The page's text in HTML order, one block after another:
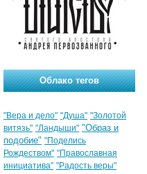
Облако тегов
"Вера и дело" "Душа" "Золотой
витязь" "Ландыши" "Образ и
подобие" "Поделись
Рождеством" "Православная
инициатива" "Радость веры"